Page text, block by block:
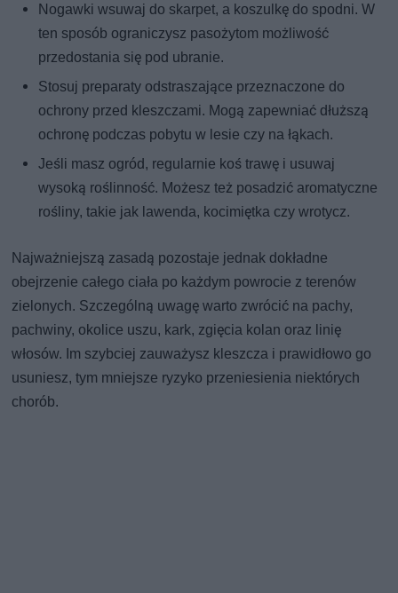
Nogawki wsuwaj do skarpet, a koszulkę do spodni. W
ten sposób ograniczysz pasożytom możliwość
przedostania się pod ubranie.
Stosuj preparaty odstraszające przeznaczone do
ochrony przed kleszczami. Mogą zapewniać dłuższą
ochronę podczas pobytu w lesie czy na łąkach.
Jeśli masz ogród, regularnie koś trawę i usuwaj
wysoką roślinność. Możesz też posadzić aromatyczne
rośliny, takie jak lawenda, kocimiętka czy wrotycz.
Najważniejszą zasadą pozostaje jednak dokładne
obejrzenie całego ciała po każdym powrocie z terenów
zielonych. Szczególną uwagę warto zwrócić na pachy,
pachwiny, okolice uszu, kark, zgięcia kolan oraz linię
włosów. Im szybciej zauważysz kleszcza i prawidłowo go
usuniesz, tym mniejsze ryzyko przeniesienia niektórych
chorób.